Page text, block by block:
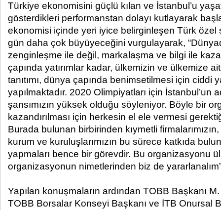
Türkiye ekonomisini güçlü kılan ve İstanbul’u
gösterdikleri performanstan dolayı kutlayarak
ekonomisi içinde yeri iyice belirginleşen Türk özel
gün daha çok büyüyeceğini vurgulayarak,
zenginleşme ile değil, markalaşma ve bilgi ile
çapında yatırımlar kadar, ülkemizin ve ülkemize
tanıtımı, dünya çapında benimsetilmesi için ciddi
yapılmaktadır. 2020 Olimpiyatları için İstanbul’un
şansımızın yüksek olduğu söyleniyor. Böyle bir
kazandırılması için herkesin el ele vermesi
Burada bulunan birbirinden kıymetli
kurum ve kuruluşlarımızın bu sürece katkıda
yapmaları bence bir görevdir. Bu organizasyonu
organizasyonun nimetlerinden biz de
Yapılan konuşmaların ardından TOBB Başkanı
TOBB Borsalar Konseyi Başkanı ve İTB Onursal